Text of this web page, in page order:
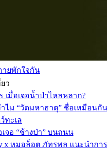
ยพักใจกัน
ว
เมื่อเจอน้ำป่าไหลหลาก?
ไม “วัดมหาธาตุ” ชื่อเหมือนกัน
ทะเล
จอ “ช้างป่า” บนถนน
x หมอล็อต ภัทรพล แนะนำก